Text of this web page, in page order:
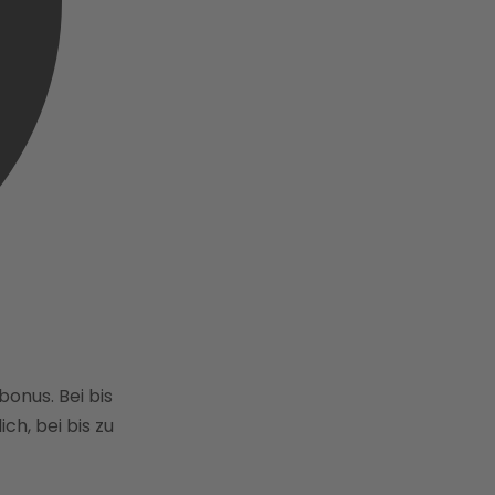
Bei bis
bei bis zu